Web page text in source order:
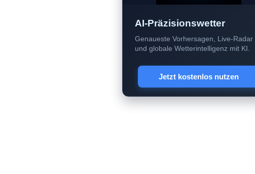
AI-Präzisionswetter
Genaueste Vorhersagen, Live-Radar
und globale Wetterintelligenz mit KI.
Jetzt kostenlos nutzen